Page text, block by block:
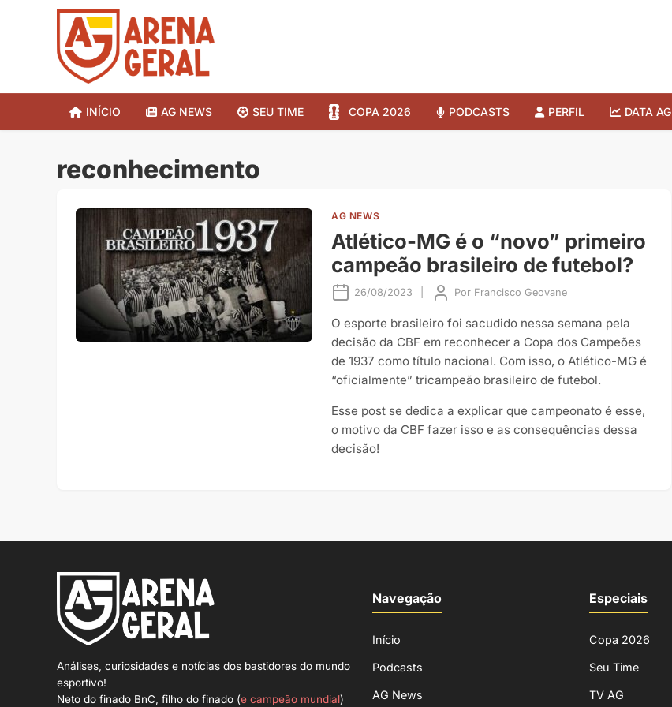
INÍCIO AG NEWS SEU TIME COPA 2026 PODCASTS PERFIL DATA AG
reconhecimento
AG NEWS
Atlético-MG é o “novo” primeiro
campeão brasileiro de futebol?
26/08/2023 Por Francisco Geovane
O esporte brasileiro foi sacudido nessa semana pela
decisão da CBF em reconhecer a Copa dos Campeões
de 1937 como título nacional. Com isso, o Atlético-MG é
“oficialmente” tricampeão brasileiro de futebol.
Esse post se dedica a explicar que campeonato é esse,
o motivo da CBF fazer isso e as consequências dessa
decisão!
Análises, curiosidades e notícias dos bastidores do mundo
esportivo!
Neto do finado BnC, filho do finado (e campeão mundial)
Navegação
Início
Podcasts
AG News
Especiais
Copa 2026
Seu Time
TV AG